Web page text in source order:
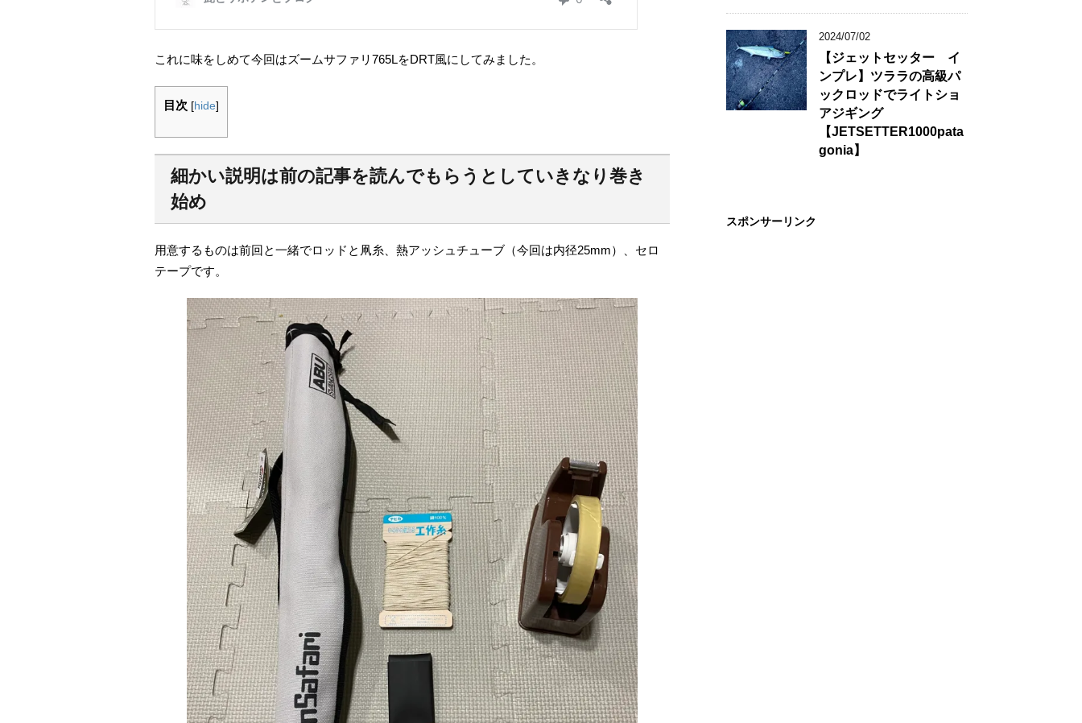
これに味をしめて今回はズームサファリ765LをDRT風にしてみました。
目次 [hide]
細かい説明は前の記事を読んでもらうとしていきなり巻き
始め
用意するものは前回と一緒でロッドと凧糸、熱アッシュチューブ（今回は内径25mm）、セロ
テープです。
2024/07/02
【ジェットセッター イ
ンプレ】ツララの高級パ
ックロッドでライトショ
アジギング
【JETSETTER1000pata
gonia】
スポンサーリンク